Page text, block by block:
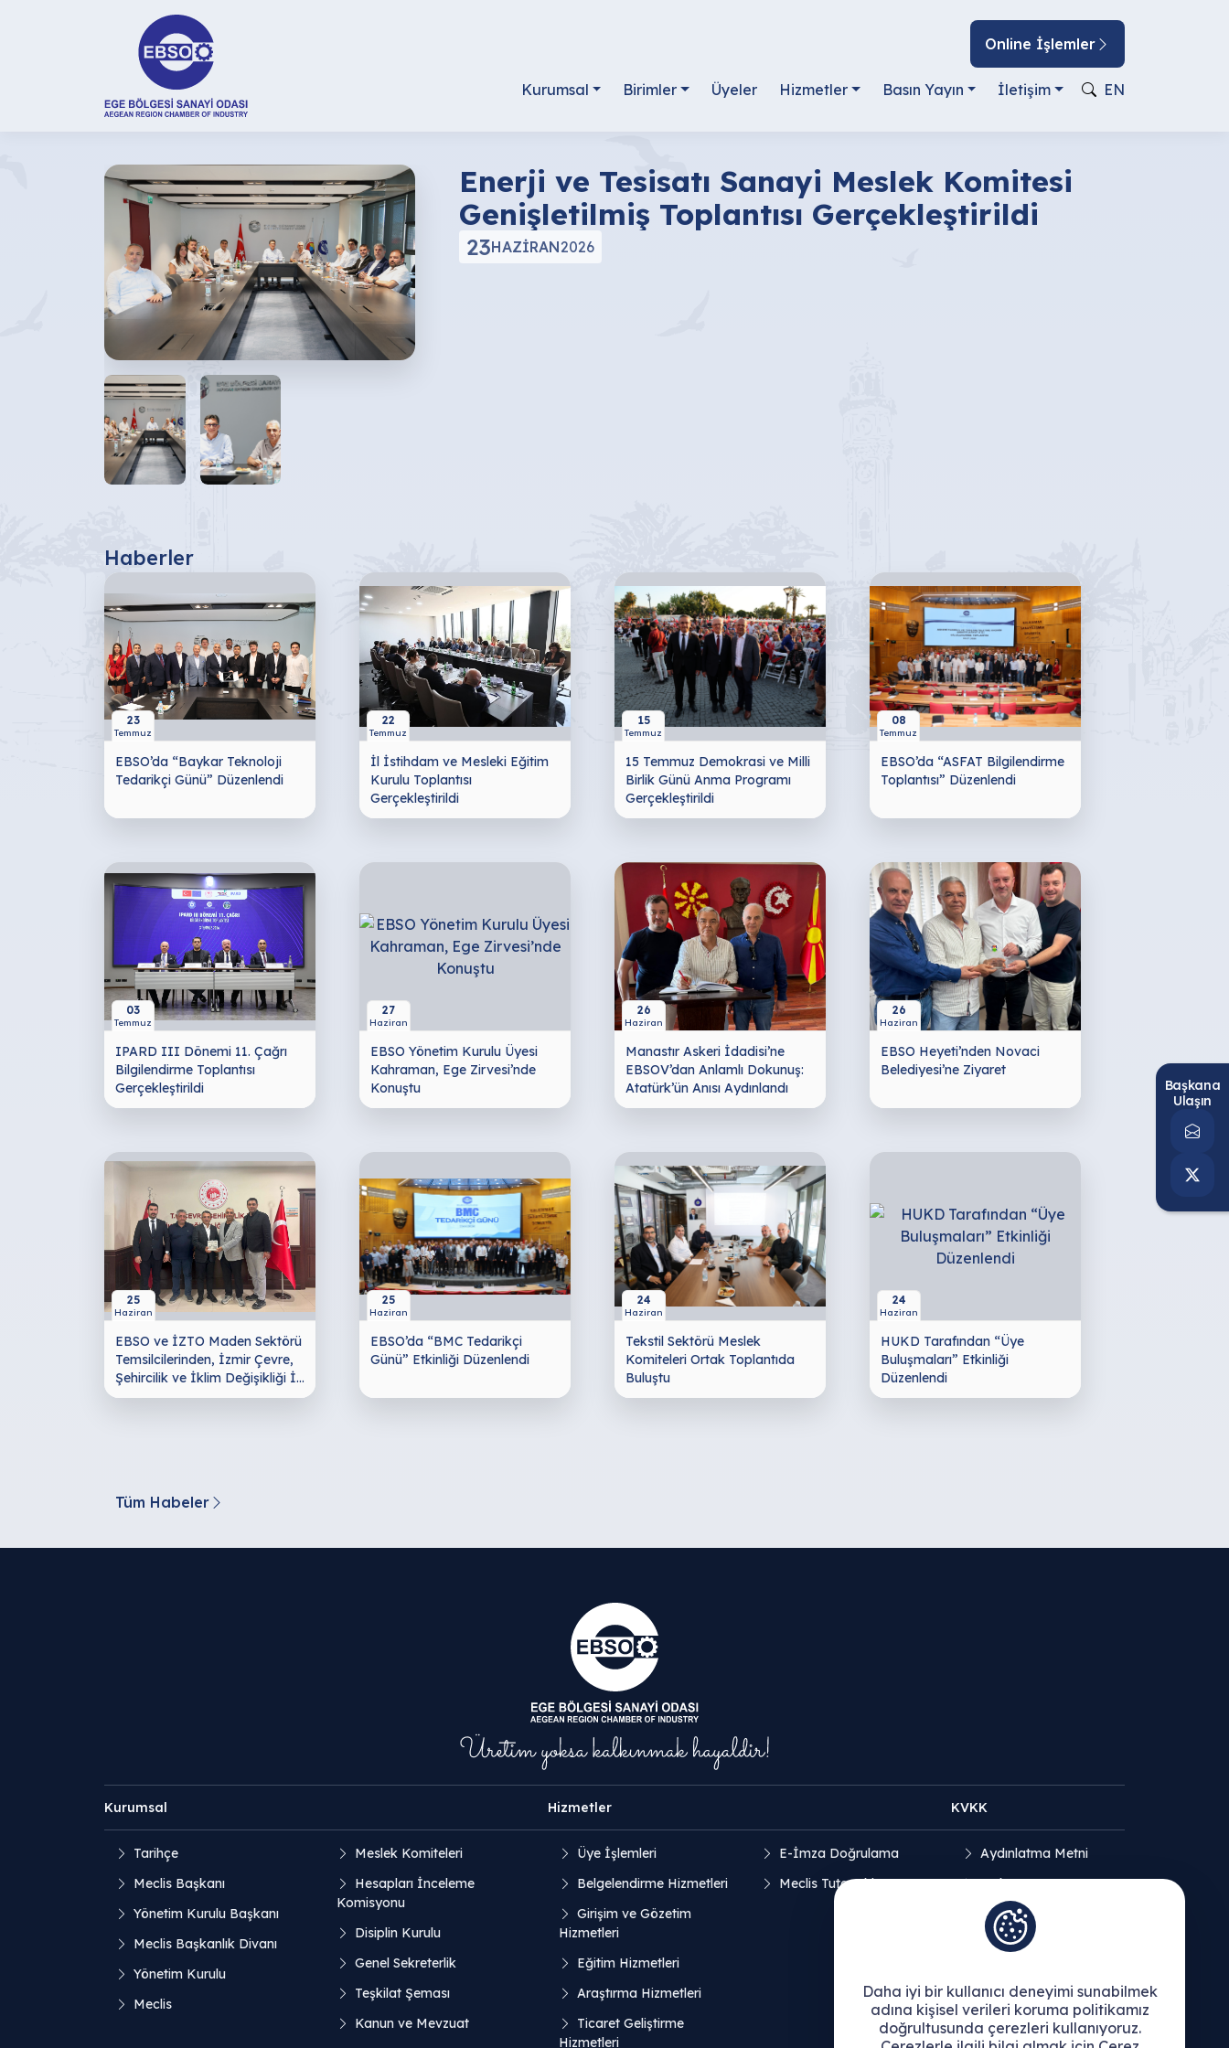
Online İşlemler
Kurumsal Birimler Üyeler Hizmetler Basın Yayın İletişim EN
Enerji ve Tesisatı Sanayi Meslek Komitesi
Genişletilmiş Toplantısı Gerçekleştirildi
23HAZIRAN2026
Haberler
23
Temmuz
EBSO’da “Baykar Teknoloji
Tedarikçi Günü” Düzenlendi
22
Temmuz
İl İstihdam ve Mesleki Eğitim
Kurulu Toplantısı
Gerçekleştirildi
15
Temmuz
15 Temmuz Demokrasi ve Milli
Birlik Günü Anma Programı
Gerçekleştirildi
08
Temmuz
EBSO’da “ASFAT Bilgilendirme
Toplantısı” Düzenlendi
03
Temmuz
IPARD III Dönemi 11. Çağrı
Bilgilendirme Toplantısı
Gerçekleştirildi
27
Haziran
EBSO Yönetim Kurulu Üyesi
Kahraman, Ege Zirvesi’nde
Konuştu
26
Haziran
Manastır Askeri İdadisi’ne
EBSOV’dan Anlamlı Dokunuş:
Atatürk’ün Anısı Aydınlandı
26
Haziran
EBSO Heyeti’nden Novaci
Belediyesi’ne Ziyaret
25
Haziran
EBSO ve İZTO Maden Sektörü
Temsilcilerinden, İzmir Çevre,
Şehircilik ve İklim Değişikliği İl
Müdürü Yalçınkaya'ya Ziyaret
25
Haziran
EBSO’da “BMC Tedarikçi
Günü” Etkinliği Düzenlendi
24
Haziran
Tekstil Sektörü Meslek
Komiteleri Ortak Toplantıda
Buluştu
24
Haziran
HUKD Tarafından “Üye
Buluşmaları” Etkinliği
Düzenlendi
Tüm Habeler
Kurumsal
Tarihçe
Meclis Başkanı
Yönetim Kurulu Başkanı
Meclis Başkanlık Divanı
Yönetim Kurulu
Meclis
Meslek Komiteleri
Hesapları İnceleme
Komisyonu
Disiplin Kurulu
Genel Sekreterlik
Teşkilat Şeması
Kanun ve Mevzuat
Hizmetler
Üye İşlemleri
Belgelendirme Hizmetleri
Girişim ve Gözetim
Hizmetleri
Eğitim Hizmetleri
Araştırma Hizmetleri
Ticaret Geliştirme
Hizmetleri
E-İmza Doğrulama
Meclis Tutanakları
KVKK
Aydınlatma Metni
Açık Rıza Beyanı
Çerez Politikası
Başkana
Ulaşın
Daha iyi bir kullanıcı deneyimi sunabilmek
adına kişisel verileri koruma politikamız
doğrultusunda çerezleri kullanıyoruz.